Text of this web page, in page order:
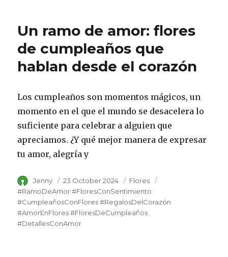
Un ramo de amor: flores
de cumpleaños que
hablan desde el corazón
Los cumpleaños son momentos mágicos, un
momento en el que el mundo se desacelera lo
suficiente para celebrar a alguien que
apreciamos. ¿Y qué mejor manera de expresar
tu amor, alegría y
Author
Jenny
Posted
on
23 October 2024 Category
Flores
#RamoDeAmor #FloresConSentimiento
#CumpleañosConFlores #RegalosDelCorazón
#AmorEnFlores #FloresDeCumpleaños
#DetallesConAmor